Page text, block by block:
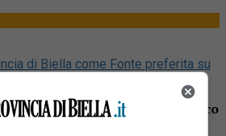
di Biella come Fonte preferita su
17. La ragazza si è spenta poco
Biella.